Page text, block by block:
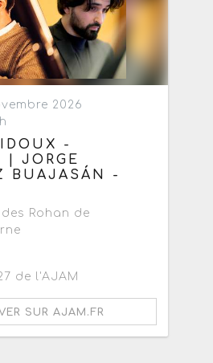
2026
-
| JORGE
BUAJASÁN -
Rohan de
de l'AJAM
SUR AJAM.FR